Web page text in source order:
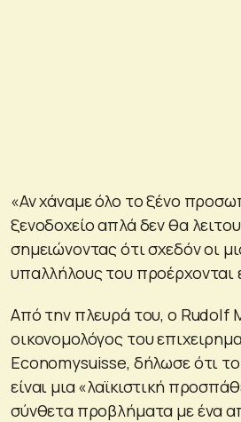
«Αν χάναμε όλο το ξένο
ξενοδοχείο απλά δεν θα
σημειώνοντας ότι σχεδόν οι
υπαλλήλους του προέρχονται
Από την πλευρά του, ο Rudolf
οικονομολόγος του
Economysuisse, δήλωσε ότι
είναι μια «λαϊκιστική
σύνθετα προβλήματα με ένα